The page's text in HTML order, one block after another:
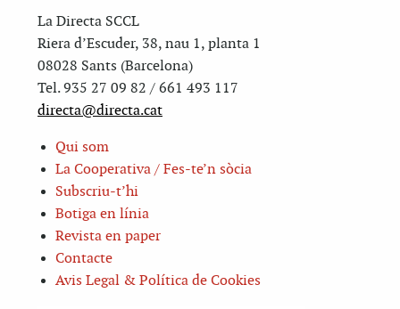
La Directa SCCL
Riera d’Escuder, 38, nau 1, planta 1
08028 Sants (Barcelona)
Tel. 935 27 09 82 / 661 493 117
directa@directa.cat
Qui som
La Cooperativa / Fes-te’n sòcia
Subscriu-t’hi
Botiga en línia
Revista en paper
Contacte
Avis Legal & Política de Cookies